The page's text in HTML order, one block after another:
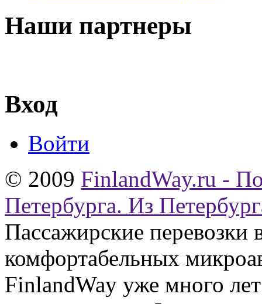
Наши партнеры
Вход
Войти
© 2009 FinlandWay.ru -
Петербурга. Из
Пассажирские
комфортабельных
FinlandWay уже много